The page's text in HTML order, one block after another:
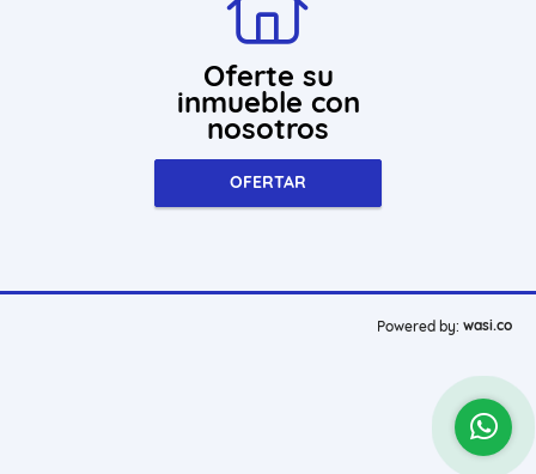
Oferte su
inmueble con
nosotros
OFERTAR